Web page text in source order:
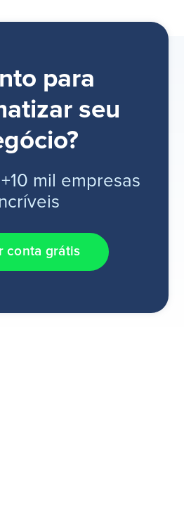
para
seu
mil empresas
conta grátis